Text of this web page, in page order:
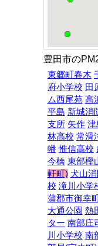
豊田市の
東郷町春木
府小学校 田
ム西尾苑 高
平島 新城消
支所 矢作 津
林高校 常滑
幡 惟信高校
今橋 東部樫
軒町) 犬山
校 滝川小学
蒲郡市御幸
大通公園 熱
ター 南部庄
川小学校 南